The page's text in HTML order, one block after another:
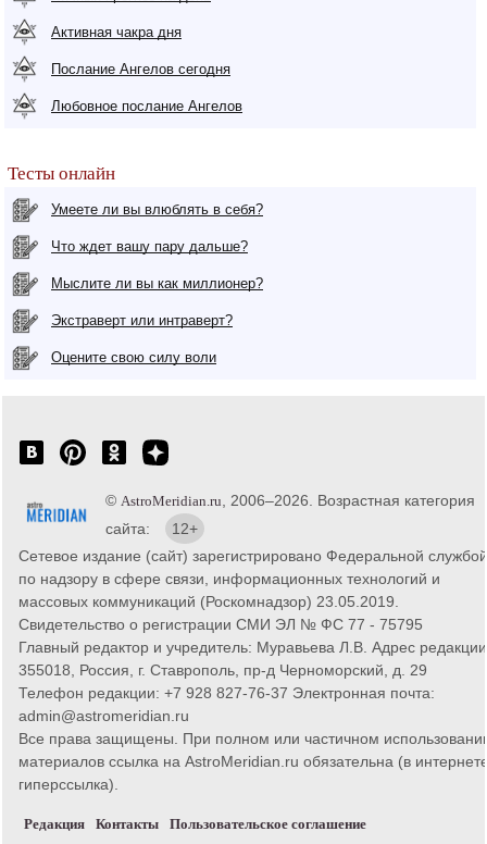
Активная чакра дня
Послание Ангелов сегодня
Любовное послание Ангелов
Тесты онлайн
Умеете ли вы влюблять в себя?
Что ждет вашу пару дальше?
Мыслите ли вы как миллионер?
Экстраверт или интраверт?
Оцените свою силу воли
© AstroMeridian.ru , 2006–2026. Возрастная категория
сайта:
12+
Сетевое издание (сайт) зарегистрировано Федеральной службой
по надзору в сфере связи, информационных технологий и
массовых коммуникаций (Роскомнадзор) 23.05.2019.
Свидетельство о регистрации СМИ ЭЛ № ФС 77 - 75795
Главный редактор и учредитель: Муравьева Л.В. Адрес
355018, Россия, г. Ставрополь, пр-д Черноморский, д. 29
Телефон редакции: +7 928 827-76-37 Электронная почта:
admin@astromeridian.ru
Все права защищены. При полном или частичном
материалов ссылка на AstroMeridian.ru обязательна (в
гиперссылка).
Редакция Контакты Пользовательское соглашение